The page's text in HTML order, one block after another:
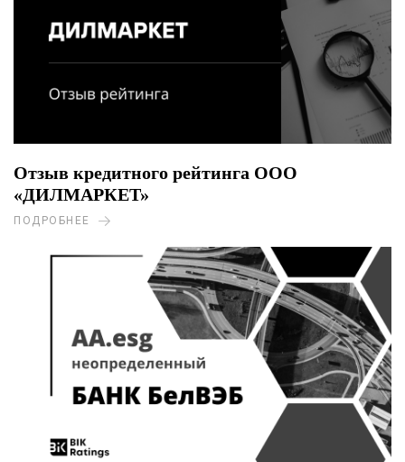
Отзыв кредитного рейтинга ООО
«ДИЛМАРКЕТ»
ПОДРОБНЕЕ